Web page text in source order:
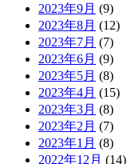
2023年9月 (9)
2023年8月 (12)
2023年7月 (7)
2023年6月 (9)
2023年5月 (8)
2023年4月 (15)
2023年3月 (8)
2023年2月 (7)
2023年1月 (8)
2022年12月 (14)